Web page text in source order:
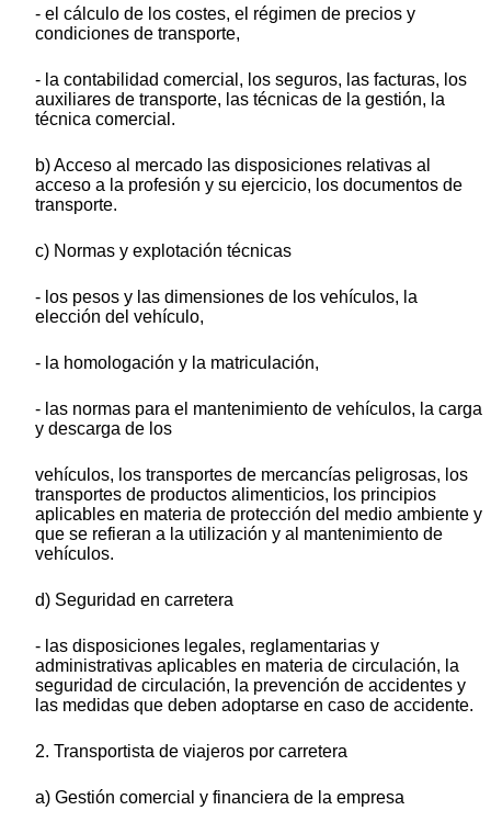
- el cálculo de los costes, el régimen de precios y
condiciones de transporte,
- la contabilidad comercial, los seguros, las facturas, los
auxiliares de transporte, las técnicas de la gestión, la
técnica comercial.
b) Acceso al mercado las disposiciones relativas al
acceso a la profesión y su ejercicio, los documentos de
transporte.
c) Normas y explotación técnicas
- los pesos y las dimensiones de los vehículos, la
elección del vehículo,
- la homologación y la matriculación,
- las normas para el mantenimiento de vehículos, la carga
y descarga de los
vehículos, los transportes de mercancías peligrosas, los
transportes de productos alimenticios, los principios
aplicables en materia de protección del medio ambiente y
que se refieran a la utilización y al mantenimiento de
vehículos.
d) Seguridad en carretera
- las disposiciones legales, reglamentarias y
administrativas aplicables en materia de circulación, la
seguridad de circulación, la prevención de accidentes y
las medidas que deben adoptarse en caso de accidente.
2. Transportista de viajeros por carretera
a) Gestión comercial y financiera de la empresa